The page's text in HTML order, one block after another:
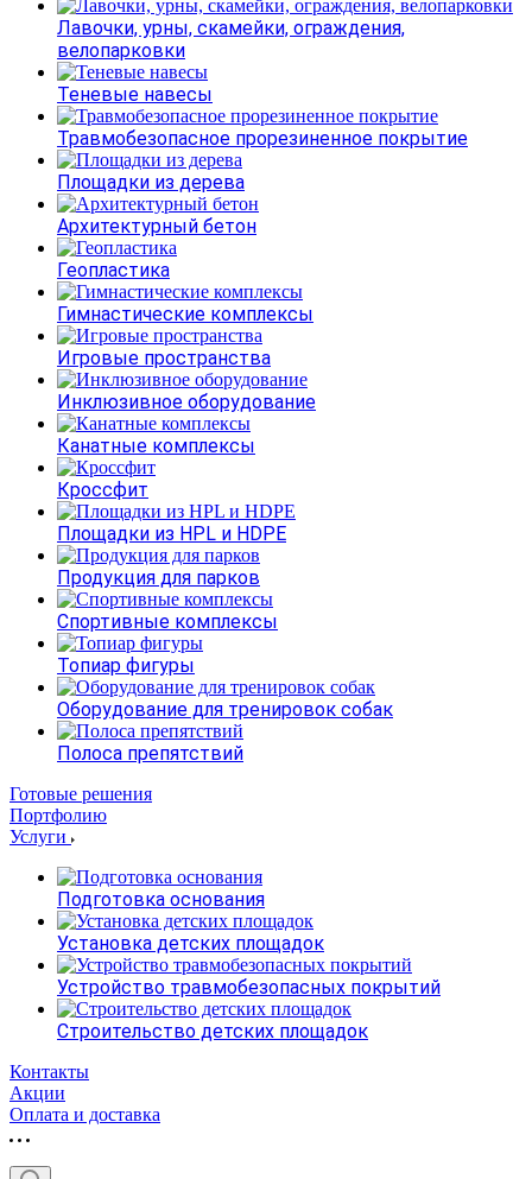
Лавочки, урны, скамейки, ограждения,
велопарковки
Теневые навесы
Травмобезопасное прорезиненное покрытие
Площадки из дерева
Архитектурный бетон
Геопластика
Гимнастические комплексы
Игровые пространства
Инклюзивное оборудование
Канатные комплексы
Кроссфит
Площадки из HPL и HDPE
Продукция для парков
Спортивные комплексы
Топиар фигуры
Оборудование для тренировок собак
Полоса препятствий
Готовые решения
Портфолию
Услуги
Подготовка основания
Установка детских площадок
Устройство травмобезопасных покрытий
Строительство детских площадок
Контакты
Акции
Оплата и доставка